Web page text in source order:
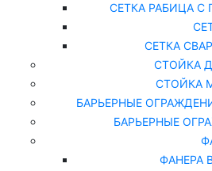
СЕТКА РАБИЦА
СЕТКА
СТОЙКА
СТОЙКА
БАРЬЕРНЫЕ
БАРЬЕРНЫЕ
ФАНЕРА